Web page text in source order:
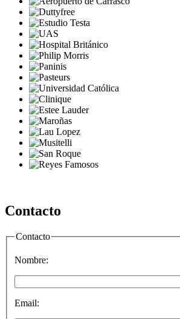
Contacto
Contacto
Nombre:
Email: